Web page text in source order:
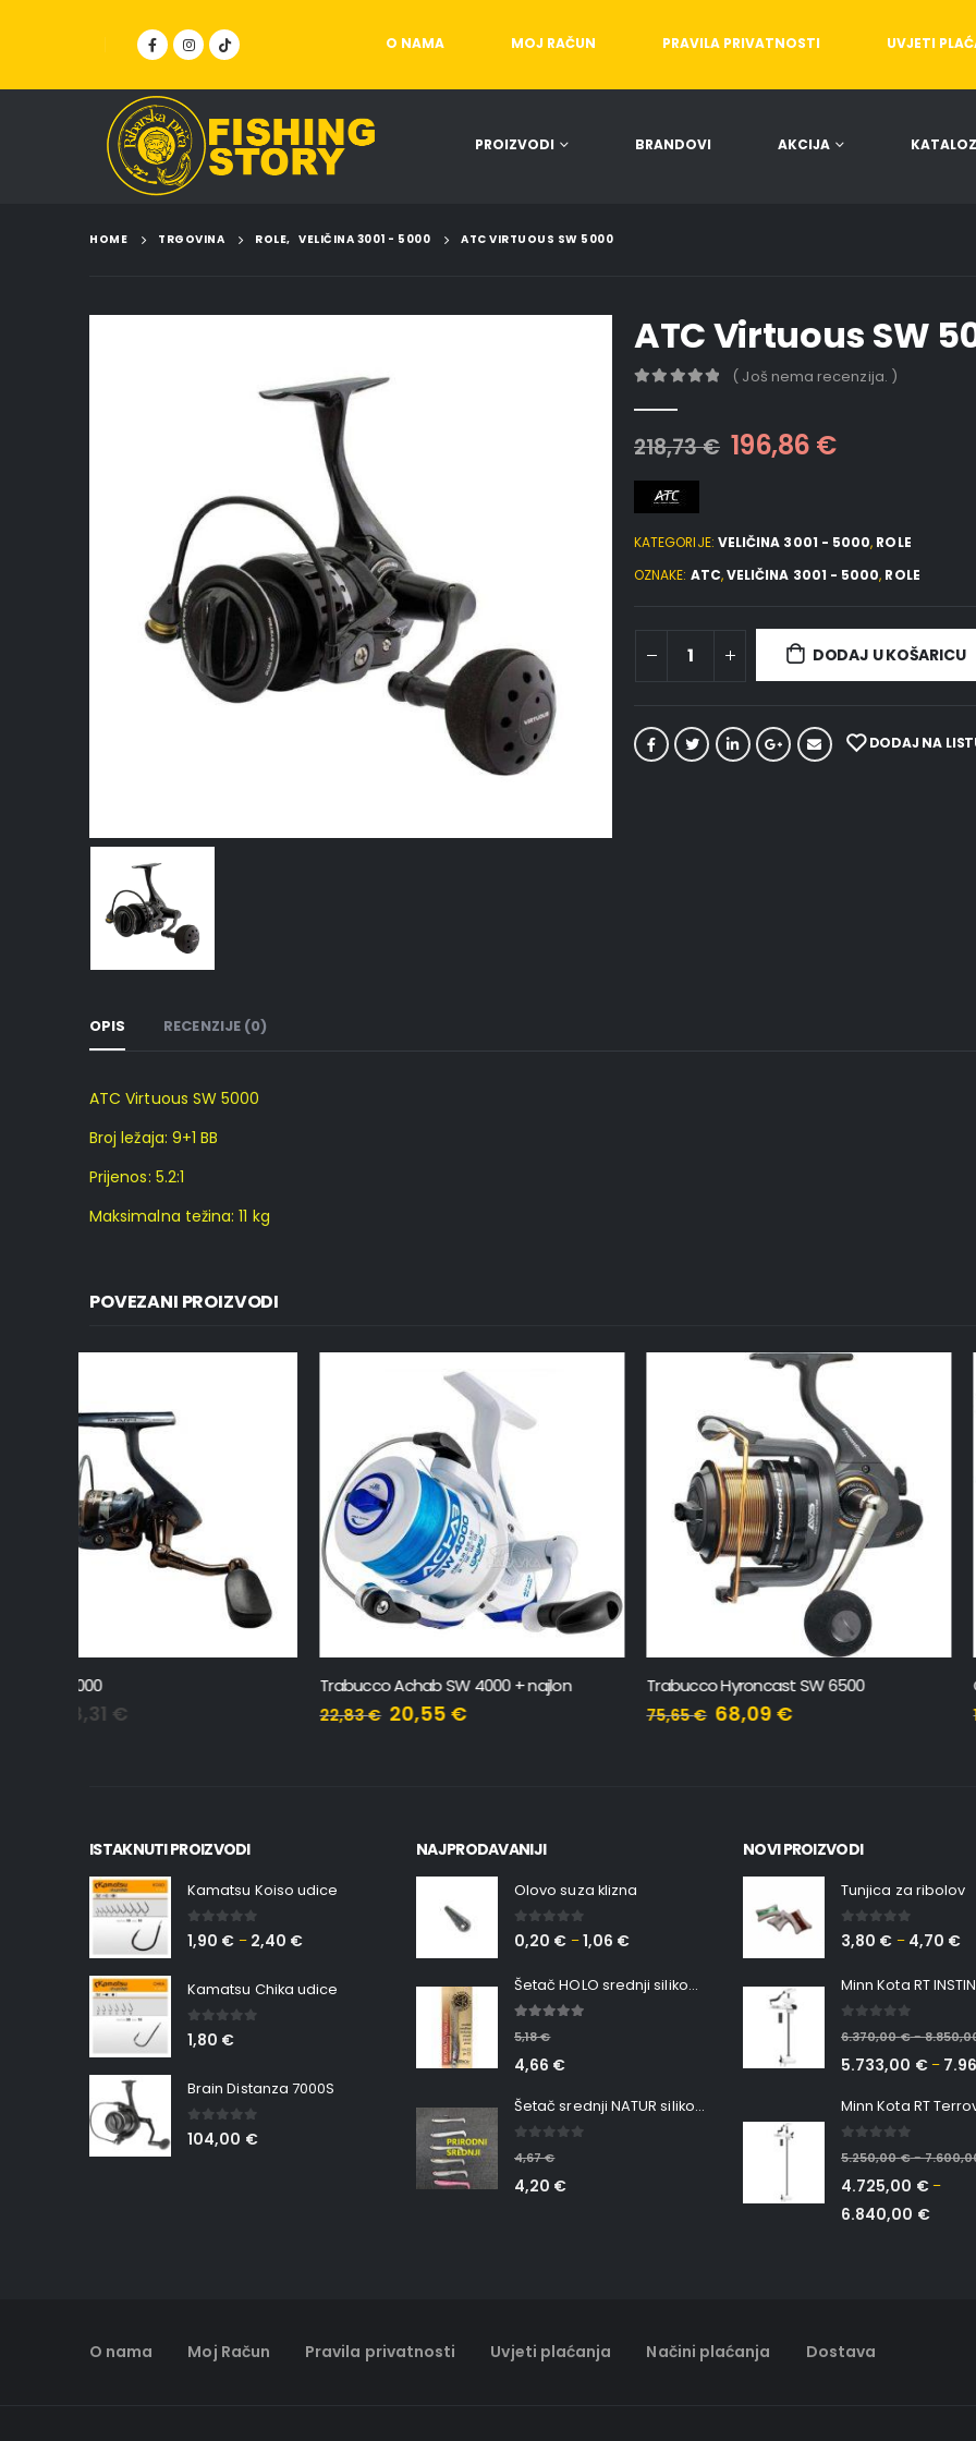
O NAMA MOJ RAČUN PRAVILA PRIVATNOSTI UVJETI
PROIZVODI BRANDOVI AKCIJA
HOME TRGOVINA ROLE, VELIČINA 3001 - 5000 ATC VIRTUOUS SW 5000
ATC Virtuous SW
( Još nema recenzija. )
218,73€ 196,86 €
KATEGORIJE: VELIČINA 3001 - 5000, ROLE
OZNAKE: ATC,VELIČINA 3001 - 5000, ROLE
DODAJ U KOŠARICU
DODAJ NA
OPIS RECENZIJE (0)
ATC Virtuous SW 5000
Broj ležaja: 9+1 BB
Prijenos: 5.2:1
Maksimalna težina: 11 kg
POVEZANI PROIZVODI
Trabucco Achab SW 4000 + najlon
22,83
Trabucco Hyroncast SW 6500
75,65€
Gawas Matador Sport 6000 SW
129,99
ISTAKNUTI PROIZVODI
Kamatsu Koiso udice
0 out of 5
1,90 € – 2,40 €
Kamatsu Chika udice
0 out of 5
1,80 €
Brain Distanza 7000S
0out of 5
104,00 €
NAJPRODAVANIJI
Olovo suza klizna
0 out of 5
0,20 € –1,06 €
Šetač HOLO srednji silikonska Ribica Belgrade Walker
5,18€
4,66 €
Šetač srednji NATUR silikonska ribica Belgrade Walker
4,67€
4,20 €
NOVI PROIZVODI
Tunjica za ribolov
0 out of 5
3,80 € – 4,70 €
6.370,00€–
5.733,00 €–
5.250,00€–
4.725,00 €–
6.840,00 €
O nama Moj Račun Pravila privatnosti Uvjeti plaćanja Načini plaćanja Dostava